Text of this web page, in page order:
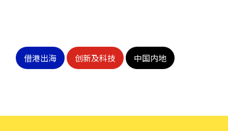
借港出海 创新及科技 中国内地